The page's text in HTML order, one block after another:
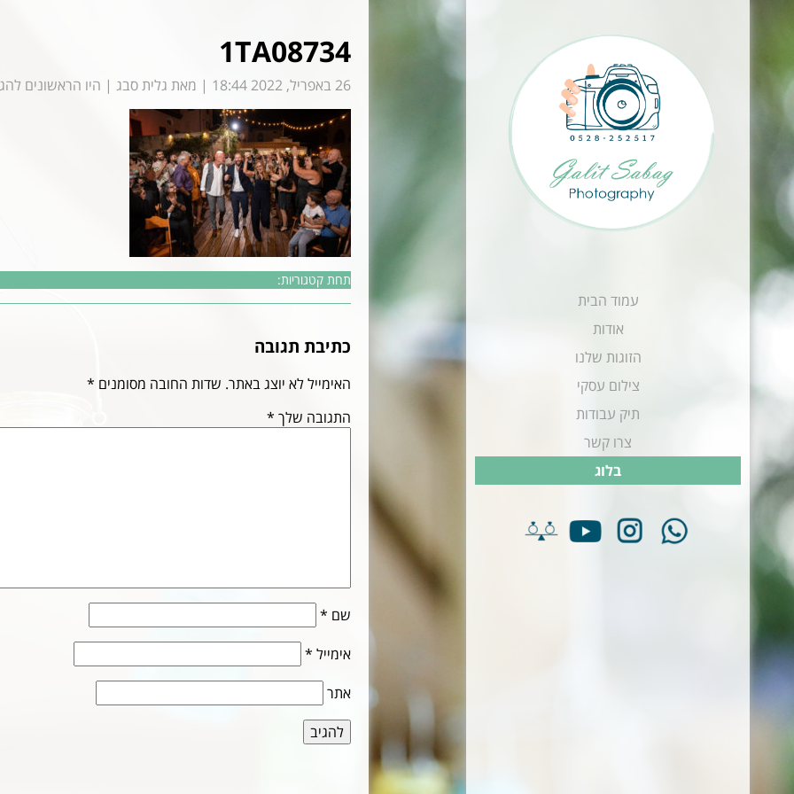
עמוד הבית
אודות
הזוגות שלנו
צילום עסקי
תיק עבודות
צרו קשר
בלוג
1TA08734
26 באפריל, 2022 18:44 | מאת גלית סבג | היו הראשונים
תחת קטגוריות:
כתיבת תגובה
האימייל לא יוצג באתר. שדות החובה מסומנים *
התגובה שלך *
שם *
אימייל *
אתר